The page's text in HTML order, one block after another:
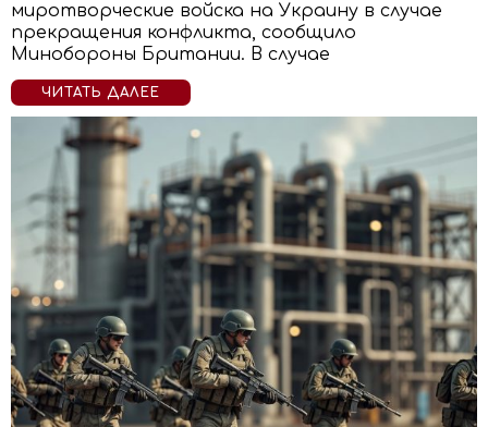
миротворческие войска на Украину в случае
прекращения конфликта, сообщило
Минобороны Британии. В случае
ЧИТАТЬ ДАЛЕЕ